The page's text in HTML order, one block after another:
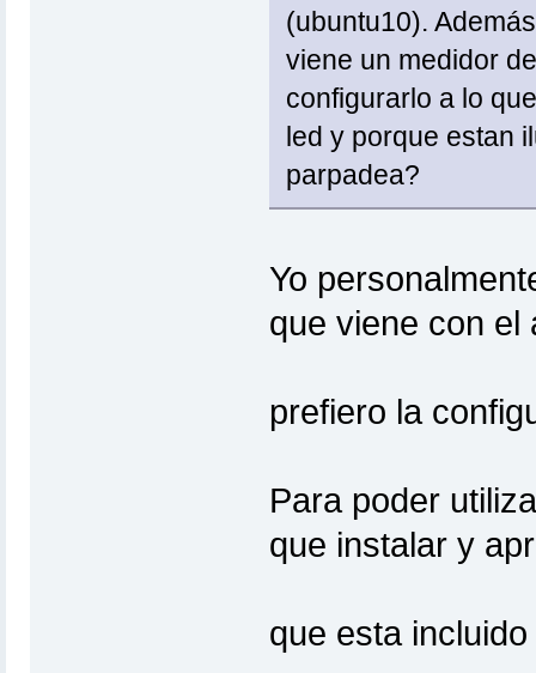
(ubuntu10).
viene un medidor
configurarlo a lo
led y porque estan
parpadea?
Yo
que viene con el
prefiero la
Para poder
que instalar y
que esta